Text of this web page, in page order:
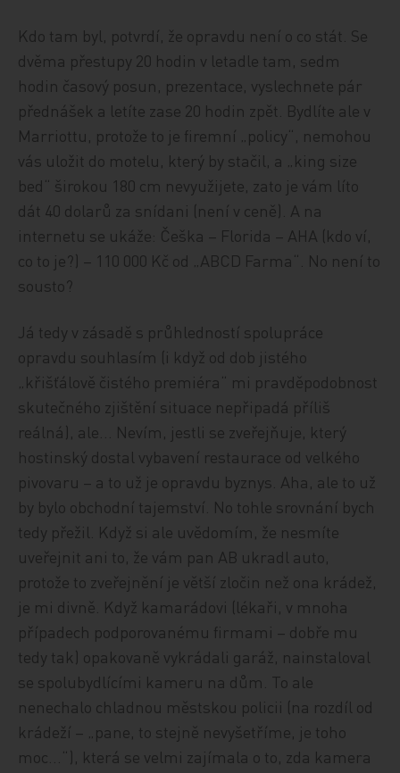
Kdo tam byl, potvrdí, že opravdu není o co stát. Se
dvěma přestupy 20 hodin v letadle tam, sedm
hodin časový posun, prezentace, vyslechnete pár
přednášek a letíte zase 20 hodin zpět. Bydlíte ale v
Marriottu, protože to je firemní „policy“, nemohou
vás uložit do motelu, který by stačil, a „king size
bed“ širokou 180 cm nevyužijete, zato je vám líto
dát 40 dolarů za snídani (není v ceně). A na
internetu se ukáže: Češka – Florida – AHA (kdo ví,
co to je?) – 110 000 Kč od „ABCD Farma“. No není to
sousto?
Já tedy v zásadě s průhledností spolupráce
opravdu souhlasím (i když od dob jistého
„křišťálově čistého premiéra“ mi pravděpodobnost
skutečného zjištění situace nepřipadá příliš
reálná), ale… Nevím, jestli se zveřejňuje, který
hostinský dostal vybavení restaurace od velkého
pivovaru – a to už je opravdu byznys. Aha, ale to už
by bylo obchodní tajemství. No tohle srovnání bych
tedy přežil. Když si ale uvědomím, že nesmíte
uveřejnit ani to, že vám pan AB ukradl auto,
protože to zveřejnění je větší zločin než ona krádež,
je mi divně. Když kamarádovi (lékaři, v mnoha
případech podporovanému firmami – dobře mu
tedy tak) opakovaně vykrádali garáž, nainstaloval
se spolubydlícími kameru na dům. To ale
nenechalo chladnou městskou policii (na rozdíl od
krádeží – „pane, to stejně nevyšetříme, je toho
moc…“), která se velmi zajímala o to, zda kamera